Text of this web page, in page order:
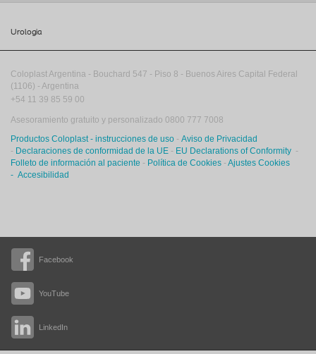
Facebook
YouTube
LinkedIn
Urologia
Coloplast Argentina - Bouchard 547 - Piso 8 - Buenos Aires Capital Federal
(1106) - Argentina
+54 11 39 85 59 00
Asesoramiento gratuito y personalizado 0800 777 7008
Productos Coloplast - instrucciones de uso - Aviso de Privacidad
- Declaraciones de conformidad de la UE - EU Declarations of Conformity -
Folleto de información al paciente - Política de Cookies - Ajustes Cookies
- Accesibilidad